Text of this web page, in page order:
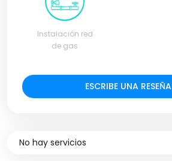
Instalación red
de gas
ESCRIBE UNA RESEÑA
No hay servicios